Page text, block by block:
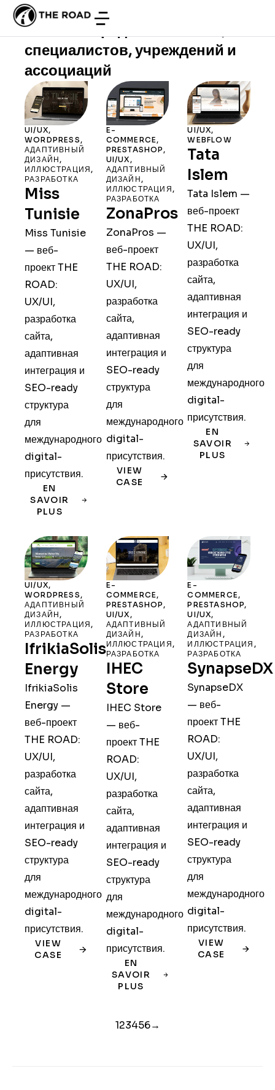
Веб-агентство для компаний,
малого и среднего бизнеса,
специалистов, учреждений и
ассоциаций
UI/UX,
WORDPRESS ,
АДАПТИВНЫЙ
ДИЗАЙН ,
ИЛЛЮСТРАЦИЯ ,
РАЗРАБОТКА
Miss
Tunisie
Miss Tunisie
— веб-
проект THE
ROAD:
UX/UI,
разработка
сайта,
адаптивная
интеграция и
SEO-ready
структура
для
международного
digital-
присутствия.
EN
SAVOIR
PLUS
E-
COMMERCE,
PRESTASHOP ,
UI/UX ,
АДАПТИВНЫЙ
ДИЗАЙН ,
ИЛЛЮСТРАЦИЯ ,
РАЗРАБОТКА
ZonaPros
ZonaPros —
веб-проект
THE ROAD:
UX/UI,
разработка
сайта,
адаптивная
интеграция и
SEO-ready
структура
для
международного
digital-
присутствия.
VIEW
CASE
UI/UX,
WEBFLOW
Tata
Islem
Tata Islem —
веб-проект
THE ROAD:
UX/UI,
разработка
сайта,
адаптивная
интеграция и
SEO-ready
структура
для
международного
digital-
присутствия.
EN
SAVOIR
PLUS
UI/UX,
WORDPRESS ,
АДАПТИВНЫЙ
ДИЗАЙН ,
ИЛЛЮСТРАЦИЯ ,
РАЗРАБОТКА
IfrikiaSolis
Energy
IfrikiaSolis
Energy —
веб-проект
THE ROAD:
UX/UI,
разработка
сайта,
адаптивная
интеграция и
SEO-ready
структура
для
международного
digital-
присутствия.
VIEW
CASE
E-
COMMERCE,
PRESTASHOP ,
UI/UX ,
АДАПТИВНЫЙ
ДИЗАЙН ,
ИЛЛЮСТРАЦИЯ ,
РАЗРАБОТКА
IHEC
Store
IHEC Store
— веб-
проект THE
ROAD:
UX/UI,
разработка
сайта,
адаптивная
интеграция и
SEO-ready
структура
для
международного
digital-
присутствия.
EN
SAVOIR
PLUS
E-
COMMERCE,
PRESTASHOP,
UI/UX,
АДАПТИВНЫЙ
ДИЗАЙН ,
ИЛЛЮСТРАЦИЯ ,
РАЗРАБОТКА
SynapseDX
SynapseDX
— веб-
проект THE
ROAD:
UX/UI,
разработка
сайта,
адаптивная
интеграция и
SEO-ready
структура
для
международного
digital-
присутствия.
VIEW
CASE
123456→